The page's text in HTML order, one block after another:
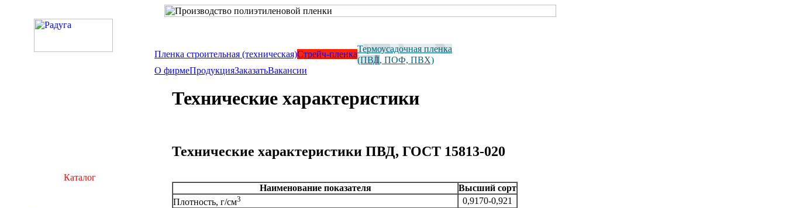
Пленка строительная (техническая)Стрейч-пленка
Термоусадочная пленка
(ПВД, ПОФ, ПВХ)
О фирмеПродукцияЗаказатьВакансии
Технические характеристики
Технические характеристики ПВД, ГОСТ 15813-020
Наименование показателя
Высший сорт
Плотность, г/см3
0,9170-0,921
Каталог